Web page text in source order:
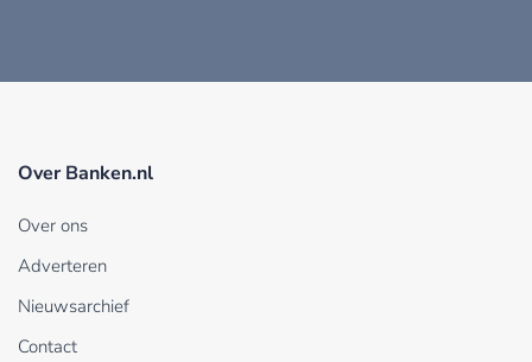
Over Banken.nl
Over ons
Adverteren
Nieuwsarchief
Contact